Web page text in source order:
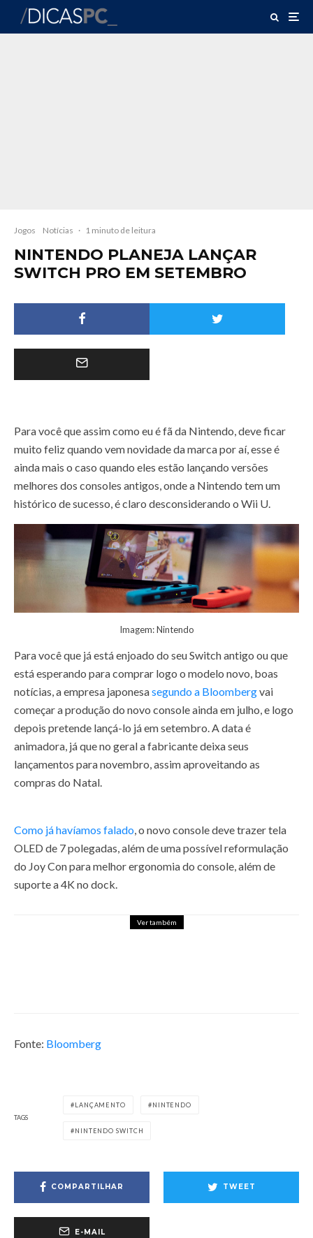
Jogos Notícias · 1 minuto de leitura
NINTENDO PLANEJA LANÇAR
SWITCH PRO EM SETEMBRO
Para você que assim como eu é fã da Nintendo, deve ficar
muito feliz quando vem novidade da marca por aí, esse é
ainda mais o caso quando eles estão lançando versões
melhores dos consoles antigos, onde a Nintendo tem um
histórico de sucesso, é claro desconsiderando o Wii U.
Imagem: Nintendo
Para você que já está enjoado do seu Switch antigo ou que
está esperando para comprar logo o modelo novo, boas
notícias, a empresa japonesasegundo a Bloombergvai
começar a produção do novo console ainda em julho, e logo
depois pretende lançá-lo já em setembro. A data é
animadora, já que no geral a fabricante deixa seus
lançamentos para novembro, assim aproveitando as
compras do Natal.
Como já havíamos falado , o novo console deve trazer tela
OLED de 7 polegadas, além de uma possível reformulação
do Joy Con para melhor ergonomia do console, além de
suporte a 4K no dock.
Ver também
Fonte: Bloomberg
TAGS
LANÇAMENTO NINTENDO
NINTENDO SWITCH
COMPARTILHAR TWEET
E-MAIL